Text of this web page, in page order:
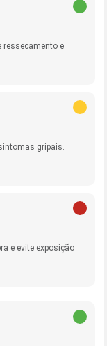
ressecamento e
gripais.
e evite exposição